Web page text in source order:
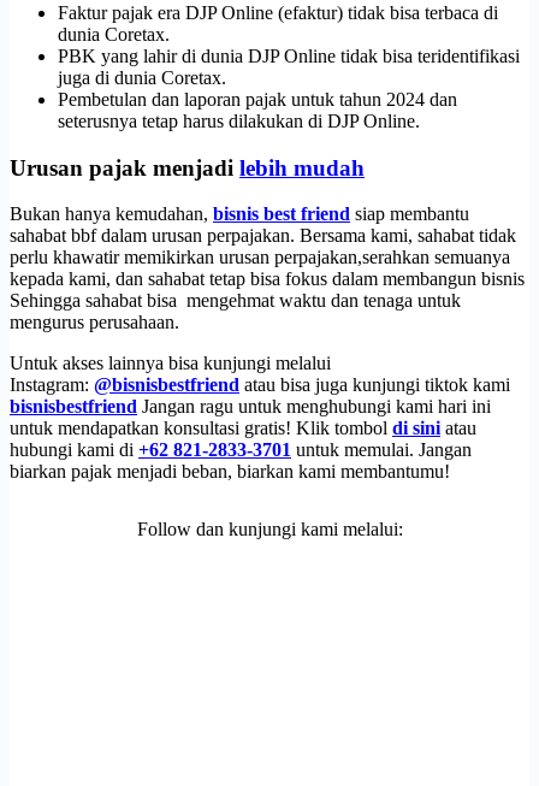
Faktur pajak era DJP Online (efaktur) tidak bisa terbaca di
dunia Coretax.
PBK yang lahir di dunia DJP Online tidak bisa teridentifikasi
juga di dunia Coretax.
Pembetulan dan laporan pajak untuk tahun 2024 dan
seterusnya tetap harus dilakukan di DJP Online.
Urusan pajak menjadi lebih mudah
Bukan hanya kemudahan, bisnis best friend siap membantu
sahabat bbf dalam urusan perpajakan. Bersama kami, sahabat tidak
perlu khawatir memikirkan urusan perpajakan,serahkan semuanya
kepada kami, dan sahabat tetap bisa fokus dalam membangun bisnis
Sehingga sahabat bisa mengehmat waktu dan tenaga untuk
mengurus perusahaan.
Untuk akses lainnya bisa kunjungi melalui
Instagram: @bisnisbestfriend atau bisa juga kunjungi tiktok kami
bisnisbestfriend Jangan ragu untuk menghubungi kami hari ini
untuk mendapatkan konsultasi gratis! Klik tombol di sini atau
hubungi kami di +62 821-2833-3701 untuk memulai. Jangan
biarkan pajak menjadi beban, biarkan kami membantumu!
Follow dan kunjungi kami melalui: